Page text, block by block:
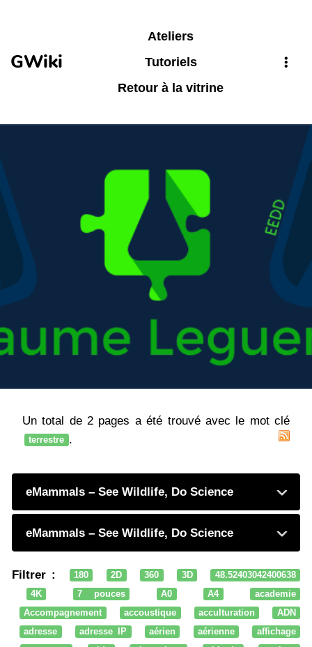
GWiki
Ateliers
Tutoriels
Retour à la vitrine
Un total de 2 pages a été trouvé avec le mot clé
terrestre .
eMammals – See Wildlife, Do Science
eMammals – See Wildlife, Do Science
Filtrer : 180 2D 360 3D
48.52403042400638
4K
7 pouces A0 A4
academie
Accompagnement
accoustique acculturation
ADN
adresse
adresse IP aérien aérienne
affichage